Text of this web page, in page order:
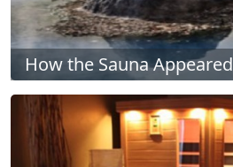
How the Sauna Appeared